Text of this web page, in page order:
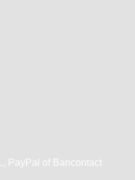
PayPal of Bancontact